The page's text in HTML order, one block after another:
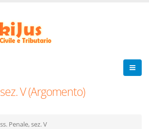
V (Argomento)
Penale, sez. V